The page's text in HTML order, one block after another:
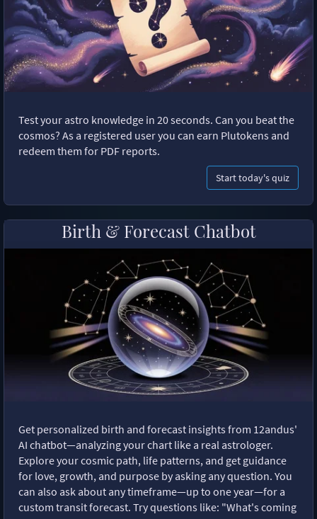
Test your astro knowledge in 20 seconds. Can you beat the
cosmos? As a registered user you can earn Plutokens and
redeem them for PDF reports.
Start today's quiz
Birth & Forecast Chatbot
Get personalized birth and forecast insights from 12andus'
AI chatbot—analyzing your chart like a real astrologer.
Explore your cosmic path, life patterns, and get guidance
for love, growth, and purpose by asking any question. You
can also ask about any timeframe—up to one year—for a
custom transit forecast. Try questions like: "What's coming